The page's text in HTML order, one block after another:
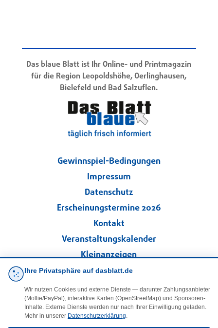
Das blaue Blatt ist Ihr Online- und Printmagazin
für die Region Leopoldshöhe, Oerlinghausen,
Bielefeld und Bad Salzuflen.
Gewinnspiel-Bedingungen
Impressum
Datenschutz
Erscheinungstermine 2026
Kontakt
Veranstaltungskalender
Kleinanzeigen
Folgen Sie uns!
Ihre Privatsphäre auf dasblatt.de
Wir nutzen Cookies und externe Dienste — darunter Zahlungsanbieter
(Mollie/PayPal), interaktive Karten (OpenStreetMap) und Sponsoren-
Inhalte. Externe Dienste werden nur nach Ihrer Einwilligung geladen.
Mehr in unserer Datenschutzerklärung.